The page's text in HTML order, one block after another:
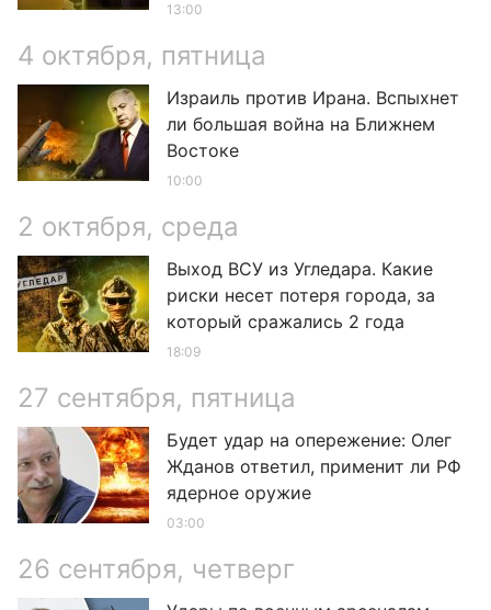
13:00
4 октября, пятница
Израиль против Ирана. Вспыхнет
ли большая война на Ближнем
Востоке
10:00
2 октября, среда
Выход ВСУ из Угледара. Какие
риски несет потеря города, за
который сражались 2 года
18:09
27 сентября, пятница
Будет удар на опережение: Олег
Жданов ответил, применит ли РФ
ядерное оружие
03:00
26 сентября, четверг